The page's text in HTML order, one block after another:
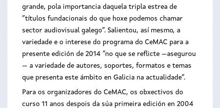
grande, pola importancia daquela tripla estrea de
“títulos fundacionais do que hoxe podemos chamar
sector audiovisual galego”. Salientou, así mesmo, a
variedade e o interese do programa do CeMAC para a
presente edición de 2014 “no que se reflicte —asegurou
— a variedade de autores, soportes, formatos e temas
que presenta este ámbito en Galicia na actualidade”.
Para os organizadores do CeMAC, os obxectivos do
curso 11 anos despois da súa primeira edición en 2004